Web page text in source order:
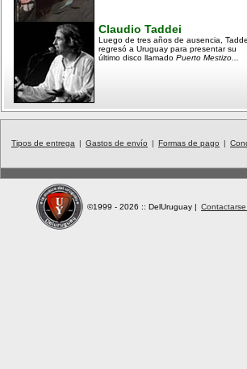
Claudio Taddei
Luego de tres años de ausencia,
regresó a Uruguay para presentar su
último disco llamado Puerto Mestizo...
Tipos de entrega | Gastos de envío | Formas de pago |
©1999 - 2026 :: DelUruguay |